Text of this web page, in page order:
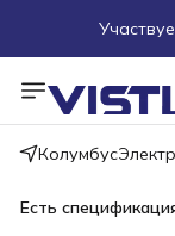
Поможем
Колумбус
Есть